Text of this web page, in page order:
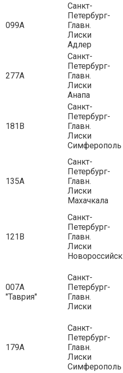
099А
Санкт-
Петербург-
Главн.
Лиски
Адлер
277А
Санкт-
Петербург-
Главн.
Лиски
Анапа
181В
Санкт-
Петербург-
Главн.
Лиски
Симферополь
135А
Санкт-
Петербург-
Главн.
Лиски
Махачкала
121В
Санкт-
Петербург-
Главн.
Лиски
Новороссийск
007А
"Таврия"
Санкт-
Петербург-
Главн.
Лиски
179А
Санкт-
Петербург-
Главн.
Лиски
Симферополь